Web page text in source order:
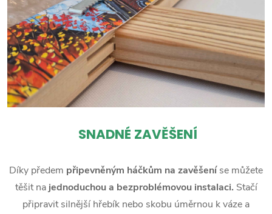
SNADNÉ ZAVĚŠENÍ
Díky předem připevněným háčkům na zavěšeníse můžete
těšit na jednoduchou a bezproblémovou instalaci. Stačí
připravit silnější hřebík nebo skobu úměrnou k váze a